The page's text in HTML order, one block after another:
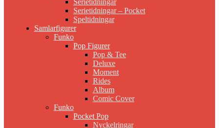
Serietidningar
Serietidningar – Pocket
Speltidningar
Samlarfigurer
Funko
Pop Figurer
Pop & Tee
Deluxe
Moment
Rides
Album
Comic Cover
Funko
Pocket Pop
Nyckelringar